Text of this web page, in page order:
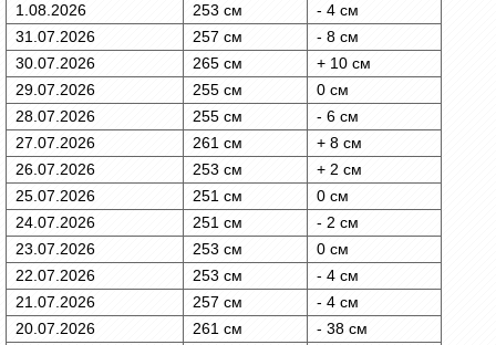
1.08.2026
253 см
- 4 см
31.07.2026
257 см
- 8 см
30.07.2026
265 см
+ 10 см
29.07.2026
255 см
0 см
28.07.2026
255 см
- 6 см
27.07.2026
261 см
+ 8 см
26.07.2026
253 см
+ 2 см
25.07.2026
251 см
0 см
24.07.2026
251 см
- 2 см
23.07.2026
253 см
0 см
22.07.2026
253 см
- 4 см
21.07.2026
257 см
- 4 см
20.07.2026
261 см
- 38 см